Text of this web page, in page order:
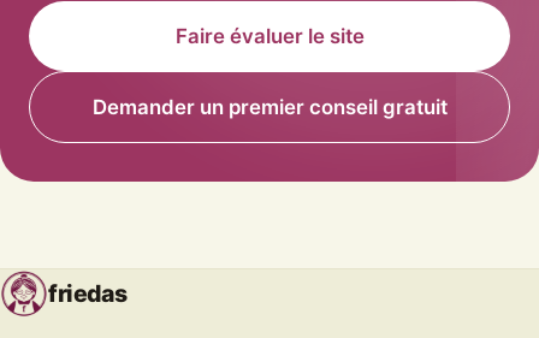
Faire évaluer le site
Demander un premier conseil gratuit
friedas